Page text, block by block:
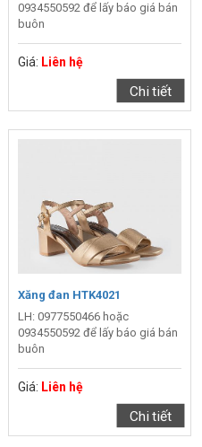
0934550592 để lấy báo giá bán
buôn
Giá: Liên hệ
Chi tiết
Xăng đan HTK4021
LH: 0977550466 hoặc
0934550592 để lấy báo giá bán
buôn
Giá: Liên hệ
Chi tiết